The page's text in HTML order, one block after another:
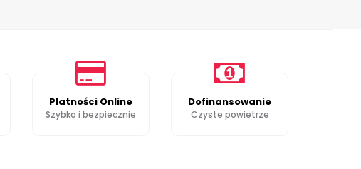
Płatności Online
Szybko i bezpiecznie
Dofinansowanie
Czyste powietrze